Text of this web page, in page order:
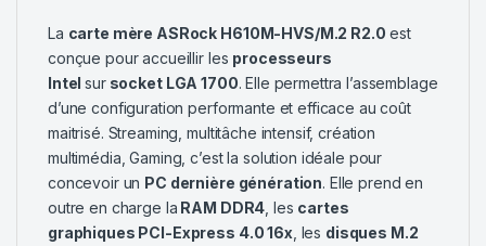
La carte mère ASRock H610M-HVS/M.2 R2.0 est
conçue pour accueillir les processeurs
Intelsursocket LGA 1700. Elle permettra l’assemblage
d’une configuration performante et efficace au coût
maitrisé. Streaming, multitâche intensif, création
multimédia, Gaming, c’est la solution idéale pour
concevoir un PC dernière génération. Elle prend en
outre en charge la RAM DDR4 , les cartes
graphiques PCI-Express 4.0 16x , les disques M.2